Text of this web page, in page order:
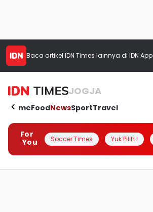
Baca artikel IDN Times lainnya di IDN App
JOGJA
HomeFoodNewsSportTravel
For
You
Soccer Times Yuk Pilih !